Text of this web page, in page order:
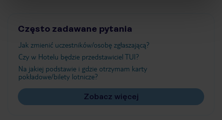
Często zadawane pytania
Jak zmienić uczestników/osobę zgłaszającą?
Czy w Hotelu będzie przedstawiciel TUI?
Na jakiej podstawie i gdzie otrzymam karty
pokładowe/bilety lotnicze?
Zobacz więcej